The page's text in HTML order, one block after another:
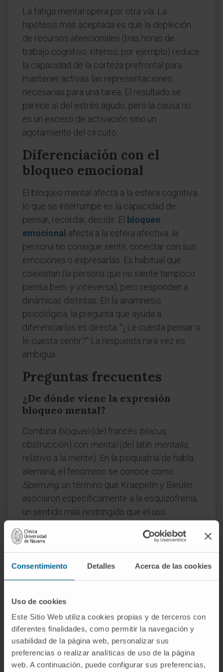
Consentimiento Detalles Acerca de las cookies
Uso de cookies
Este Sitio Web utiliza cookies propias y de terceros con
diferentes finalidades, como permitir la navegación y
usabilidad de la página web, personalizar sus
preferencias o realizar analíticas de uso de la página
web. A continuación, puede configurar sus preferencias,
La fatiga mental opera por otra vía. La
hipótesis más aceptada es que la depleción
de recursos atencionales (tras horas de
trabajo cognitivo intenso, por ejemplo) reduce
la capacidad de la corteza prefrontal para
mantener activas las representaciones
necesarias para una tarea. El resultado se
parece al del estrés agudo, pero la causa no
es un exceso de activación sino un
agotamiento del circuito.
Diferenciación con el
bloqueo emocional
El bloqueo mental afecta a la esfera cognitiva:
lo que se interrumpe es la capacidad de
pensar, recordar, decidir. El bloqueo
emocional afecta a la esfera afectiva: la
persona no consigue sentir, conectar con sus
emociones o expresarlas. Es habitual que
coexistan (la persona que no siente tampoco
piensa bien, y viceversa), pero responden a
dinámicas distintas. En la anamnesis
psicológica, la pregunta que ayuda a
diferenciarlos es directa: "¿Le cuesta pensar o
le cuesta sentir?" La respuesta rara vez es
ambigua.
Preguntas frecuentes
¿De dónde viene la expresión
bloqueo mental?
Combina bloqueo(del francés blocus,
obstrucción) con mental(del latín mentalis,
relativo a la mente). En la psiquiatría de habla
alemana, el fenómeno se conoce como
Sperrung, un término que Kraepelin y Bleuler
asociaron específicamente a la esquizofrenia,
un sentido más restringido que el uso
¿El bloqueo mental es un trastorno
No. Como fenómeno aislado y transitorio no
5, CIE-11). Se considera un episodio puntual
que la mayoría de las personas experimenta
en algún momento. Solo merece atención
clínica cuando se repite con frecuencia, se
prolonga en el tiempo o acompaña a otros